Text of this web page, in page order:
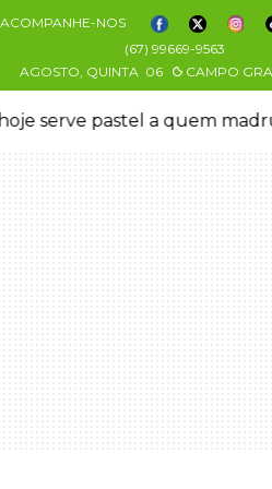
ACOMPANHE-NOS
(67) 99669-9563
AGOSTO, QUINTA 06 CAMPO
serve pastel a quem